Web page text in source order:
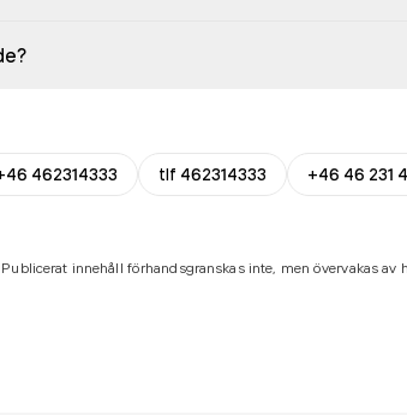
462314333 tlf 462314333 +46 46 231
innehåll förhandsgranskas inte, men övervakas